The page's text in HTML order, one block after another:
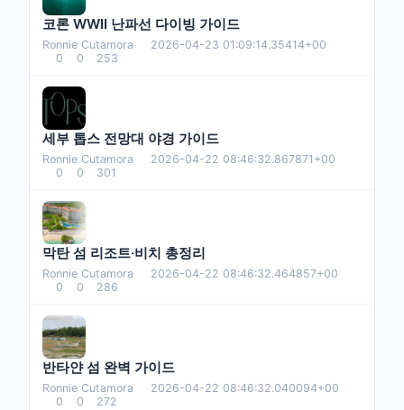
코론 WWII 난파선 다이빙 가이드
Ronnie Cutamora
2026-04-23 01:09:14.35414+00
0
0 253
세부 톱스 전망대 야경 가이드
Ronnie Cutamora
2026-04-22 08:46:32.867871+00
0
0 301
막탄 섬 리조트·비치 총정리
Ronnie Cutamora
2026-04-22 08:46:32.464857+00
0
0 286
반타얀 섬 완벽 가이드
Ronnie Cutamora
2026-04-22 08:46:32.040094+00
0
0 272